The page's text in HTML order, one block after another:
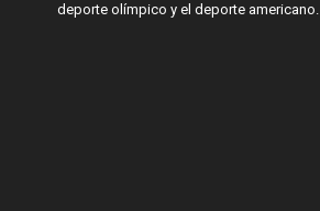
deporte olímpico y el deporte americano.